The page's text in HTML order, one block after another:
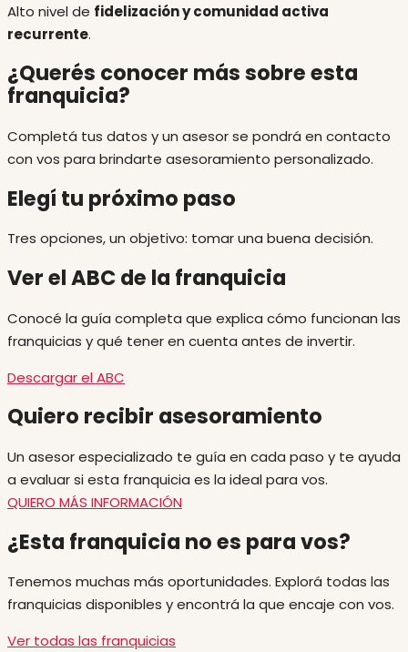
Alto nivel de fidelización y comunidad activa
recurrente.
¿Querés conocer más sobre esta
franquicia?
Completá tus datos y un asesor se pondrá en contacto
con vos para brindarte asesoramiento personalizado.
Elegí tu próximo paso
Tres opciones, un objetivo: tomar una buena decisión.
Ver el ABC de la franquicia
Conocé la guía completa que explica cómo funcionan las
franquicias y qué tener en cuenta antes de invertir.
Descargar el ABC
Quiero recibir asesoramiento
Un asesor especializado te guía en cada paso y te ayuda
a evaluar si esta franquicia es la ideal para vos.
QUIERO MÁS INFORMACIÓN
¿Esta franquicia no es para vos?
Tenemos muchas más oportunidades. Explorá todas las
franquicias disponibles y encontrá la que encaje con vos.
Ver todas las franquicias